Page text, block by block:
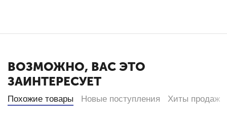
ВОЗМОЖНО, ВАС ЭТО
ЗАИНТЕРЕСУЕТ
Похожие товары Новые поступления Хиты продаж